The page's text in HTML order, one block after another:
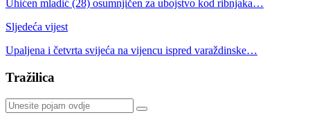
Uhićen mladić (28) osumnjičen za ubojstvo kod ribnjaka…
Sljedeća vijest
Upaljena i četvrta svijeća na vijencu ispred varaždinske…
Tražilica